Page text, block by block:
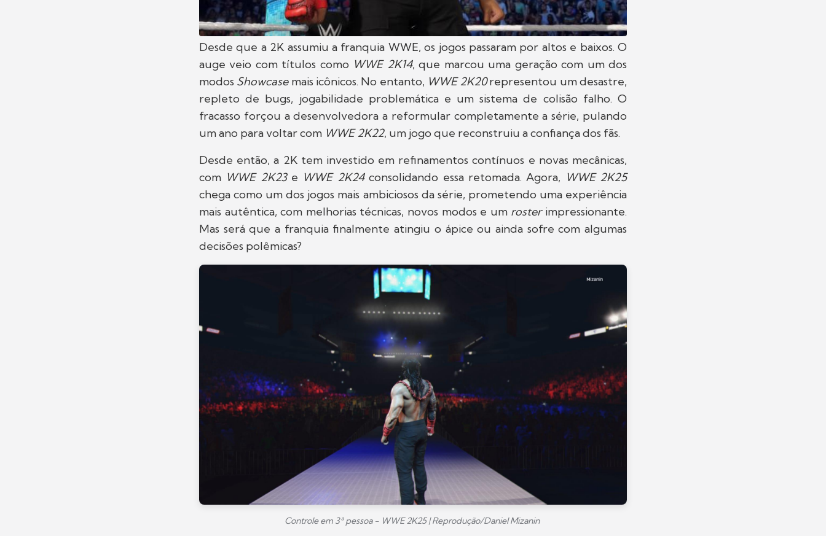
Desde que a 2K assumiu a franquia WWE, os jogos passaram por altos e baixos. O
auge veio com títulos como WWE 2K14, que marcou uma geração com um dos
modos Showcasemais icônicos. No entanto, WWE 2K20representou um desastre,
repleto de bugs, jogabilidade problemática e um sistema de colisão falho. O
fracasso forçou a desenvolvedora a reformular completamente a série, pulando
um ano para voltar com WWE 2K22, um jogo que reconstruiu a confiança dos fãs.
Desde então, a 2K tem investido em refinamentos contínuos e novas mecânicas,
com WWE 2K23e WWE 2K24consolidando essa retomada. Agora, WWE 2K25
chega como um dos jogos mais ambiciosos da série, prometendo uma experiência
mais autêntica, com melhorias técnicas, novos modos e um rosterimpressionante.
Mas será que a franquia finalmente atingiu o ápice ou ainda sofre com algumas
decisões polêmicas?
Controle em 3ª pessoa - WWE 2K25 | Reprodução/Daniel Mizanin